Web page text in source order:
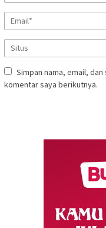
Simpan nama, email,
komentar saya berikutnya.